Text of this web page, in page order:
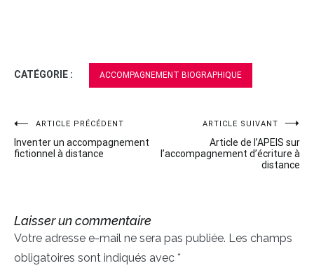
CATÉGORIE : ACCOMPAGNEMENT BIOGRAPHIQUE
Navigation
de
ARTICLE PRÉCÉDENT
Inventer un accompagnement
fictionnel à distance
ARTICLE SUIVANT
Article de l’APEIS sur
l’accompagnement d’écriture à
distance
Laisser un commentaire
Votre adresse e-mail ne sera pas publiée. Les champs
obligatoires sont indiqués avec *